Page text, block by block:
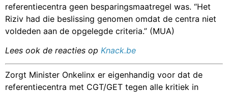
referentiecentra geen besparingsmaatregel was. “Het
Riziv had die beslissing genomen omdat de centra niet
voldeden aan de opgelegde criteria.” (MUA)
Lees ook de reacties op Knack.be
Zorgt Minister Onkelinx er eigenhandig voor dat de
referentiecentra met CGT/GET tegen alle kritiek in